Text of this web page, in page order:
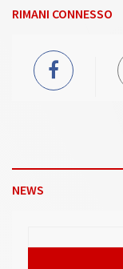
RIMANI CONNESSO
NEWS